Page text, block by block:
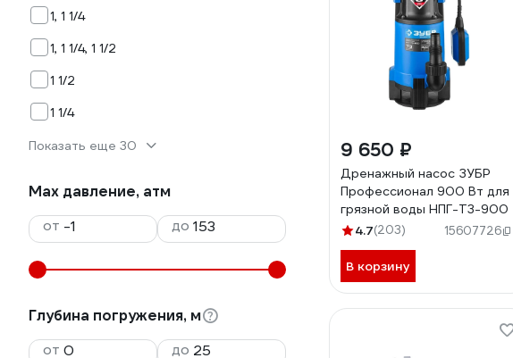
1, 1 1/4
1, 1 1/4, 1 1/2
1 1/2
1 1/4
Показать еще 30
Max давление, атм
от
до
Глубина погружения, м
от
до
9 650 ₽
Дренажный насос ЗУБР
Профессионал 900 Вт для
грязной воды НПГ-Т3-900
4.7(203) 15607726
В корзину